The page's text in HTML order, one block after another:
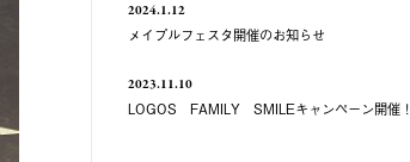
2024.1.12
メイプルフェスタ開催のお知らせ
2023.11.10
LOGOS FAMILY SMILEキャンペーン開催！